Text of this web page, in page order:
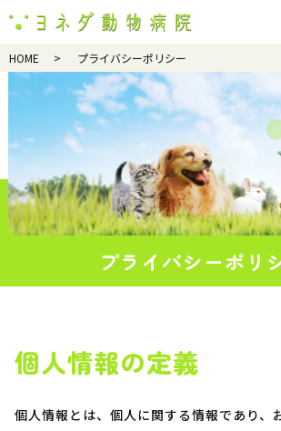
HOME プライバシーポリシー
プライバシーポリ
個人情報の定義
個人情報とは、個人に関する情報であり、